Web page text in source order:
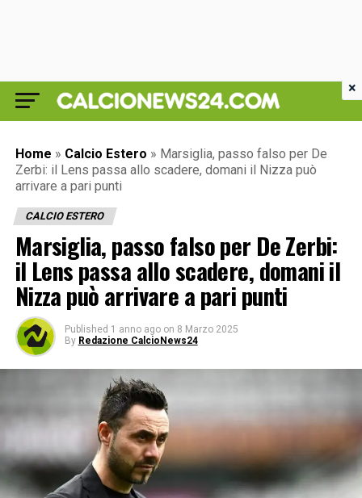
Home » Calcio Estero » Marsiglia, passo falso per De
Zerbi: il Lens passa allo scadere, domani il Nizza può
arrivare a pari punti
CALCIO ESTERO
Marsiglia, passo falso per De Zerbi:
il Lens passa allo scadere, domani il
Nizza può arrivare a pari punti
Published 1 anno ago on 8 Marzo 2025
By Redazione CalcioNews24
×